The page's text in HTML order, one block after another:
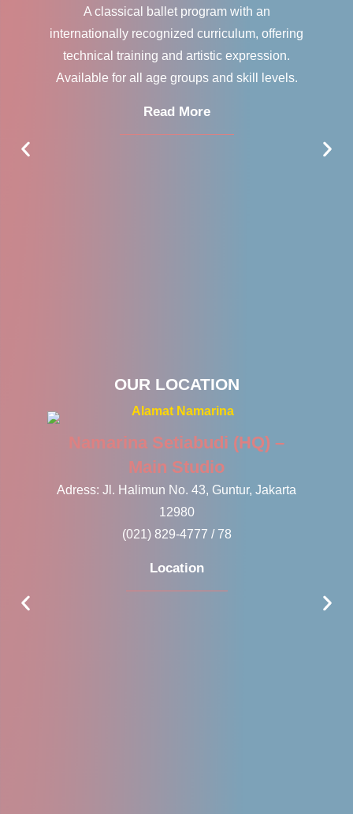
A classical ballet program with an
internationally recognized curriculum, offering
technical training and artistic expression.
Available for all age groups and skill levels.
Read More
OUR LOCATION
Namarina Setiabudi (HQ) –
Main Studio
Adress: Jl. Halimun No. 43, Guntur, Jakarta
12980
(021) 829-4777 / 78
Location